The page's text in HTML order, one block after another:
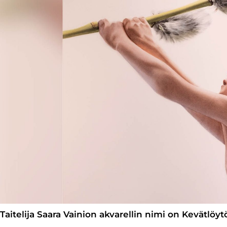
Taitelija Saara Vainion akvarellin nimi on